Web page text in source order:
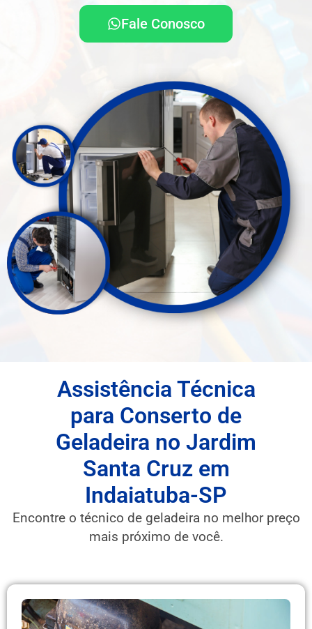
Fale Conosco
Assistência Técnica
para Conserto de
Geladeira no Jardim
Santa Cruz em
Indaiatuba-SP
Encontre o técnico de geladeira no melhor preço
mais próximo de você.